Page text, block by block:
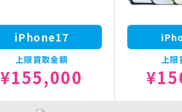
iPhone17
上限買取金額
¥155,000
上限